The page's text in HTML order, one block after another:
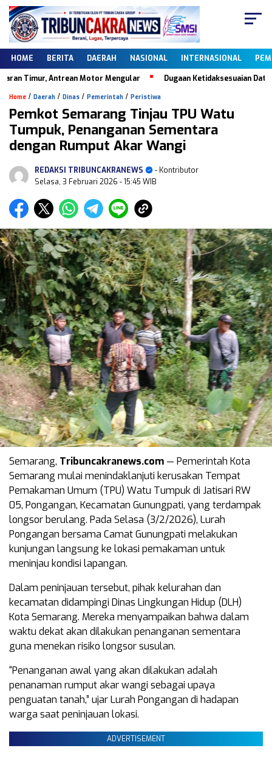
HOME BERITA DAERAH NASIONAL INTERNASIONAL
Antrean Motor Mengular Dugaan Ketidaksesuaian Data Dapodik,
Home / Daerah / Dinas / Pemerintah / Peristiwa
Pemkot Semarang Tinjau TPU Watu
Tumpuk, Penanganan Sementara
dengan Rumput Akar Wangi
REDAKSI TRIBUNCAKRANEWS
- Kontributor
Selasa, 3 Februari 2026 - 15:45 WIB
Semarang, Tribuncakranews.com — Pemerintah Kota
Semarang mulai menindaklanjuti kerusakan Tempat
Pemakaman Umum (TPU) Watu Tumpuk di Jatisari RW
05, Pongangan, Kecamatan Gunungpati, yang terdampak
longsor berulang. Pada Selasa (3/2/2026), Lurah
Pongangan bersama Camat Gunungpati melakukan
kunjungan langsung ke lokasi pemakaman untuk
meninjau kondisi lapangan.
Dalam peninjauan tersebut, pihak kelurahan dan
kecamatan didampingi Dinas Lingkungan Hidup (DLH)
Kota Semarang. Mereka menyampaikan bahwa dalam
waktu dekat akan dilakukan penanganan sementara
guna menekan risiko longsor susulan.
“Penanganan awal yang akan dilakukan adalah
penanaman rumput akar wangi sebagai upaya
penguatan tanah,” ujar Lurah Pongangan di hadapan
warga saat peninjauan lokasi.
ADVERTISEMENT